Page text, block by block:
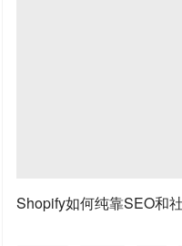
Shopify如何纯靠SEO和